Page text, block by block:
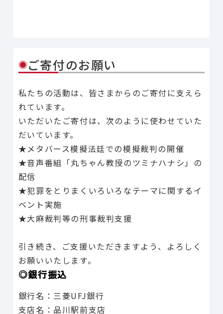
ご寄付のお願い
私たちの活動は、皆さまからのご寄付に支えら
れています。
いただいたご寄付は、次のように使わせていた
だいています。
★メタバース模擬法廷での模擬裁判の開催
★音声番組「丸ちゃん教授のツミナハナシ」の
配信
★犯罪をとりまくいろいろなテーマに関するイ
ベント実施
★大麻裁判等の刑事裁判支援
引き続き、ご支援いただきますよう、よろしく
お願いいたします。
◎銀行振込
銀行名：三菱UFJ銀行
支店名：品川駅前支店